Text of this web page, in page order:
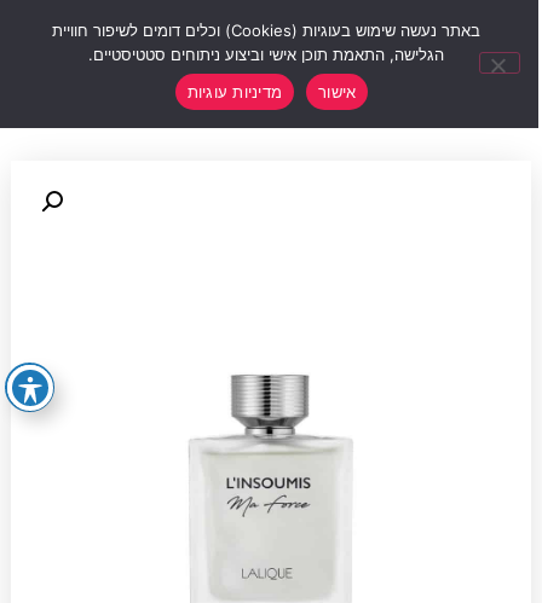
באתר נעשה שימוש בעוגיות (Cookies) וכלים דומים לשיפור חוויית
הגלישה, התאמת תוכן אישי וביצוע ניתוחים סטטיסטיים.
אישור
מדיניות עוגיות